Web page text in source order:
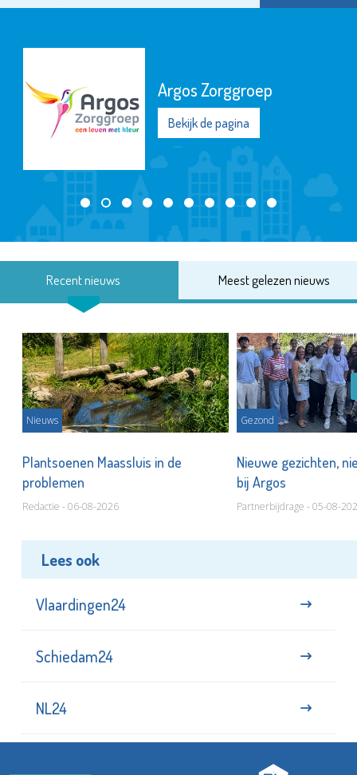
Argos Zorggroep
Bekijk de pagina
Recent nieuws Meest gelezen nieuws
Nieuws
Plantsoenen Maassluis in de
problemen
Redactie - 06-08-2026
Gezond
Nieuwe gezichten,
bij Argos
Partnerbijdrage - 05-08-
Lees ook
Vlaardingen24
Schiedam24
NL24